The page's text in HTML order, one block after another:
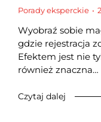
Porady eksperckie
Wyobraź sobie
gdzie rejestracja
Efektem jest nie
również znaczna…
Czytaj dalej